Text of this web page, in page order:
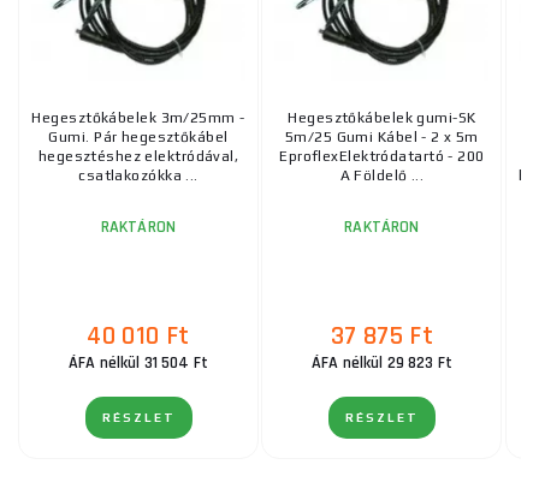
Hegesztőkábelek 3m/25mm -
Gumi. Pár hegesztőkábel
hegesztéshez elektródával,
csatlakozókka ...
RAKTÁRON
40 010 Ft
ÁFA nélkül 31 504 Ft
RÉSZLET
Hegesztőkábelek gumi-SK
5m/25 Gumi Kábel - 2 x 5m
EproflexElektródatartó - 200
A Földelő ...
RAKTÁRON
37 875 Ft
ÁFA nélkül 29 823 Ft
RÉSZLET